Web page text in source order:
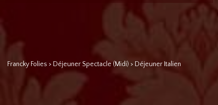
Francky Folies > Déjeuner Spectacle (Midi) > Déjeuner Italien